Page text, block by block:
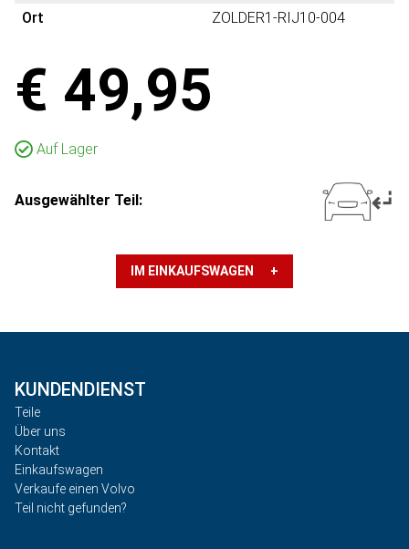
Ort
ZOLDER1-RIJ10-004
€ 49,95
Auf Lager
Ausgewählter Teil:
IM EINKAUFSWAGEN +
KUNDENDIENST
Teile
Über uns
Kontakt
Einkaufswagen
Verkaufe einen Volvo
Teil nicht gefunden?